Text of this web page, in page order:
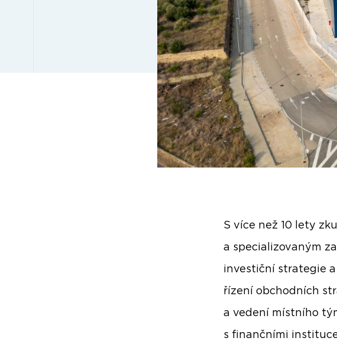
S více než 10 lety
a specializovaným
investiční strategie
řízení obchodních
a vedení místního
s finančními